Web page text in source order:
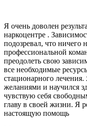
Я очень доволен
наркоцентре .
подозревал, что ничего
профессиональной
преодолеть свою
все необходимые
стационарного
желаниями и научился
чувствую себя
главу в своей жизни. Я
настоящую помощь